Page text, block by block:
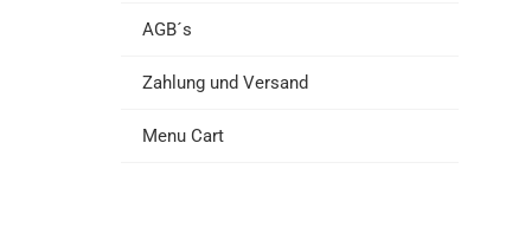
AGB´s
Zahlung und Versand
Menu Cart